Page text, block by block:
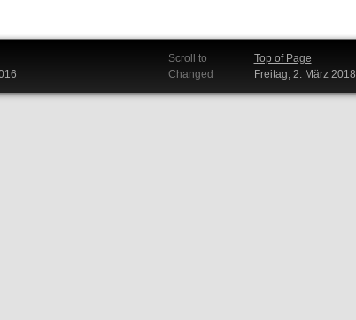
Scroll to
Top of Page
Changed
Freitag, 2. März 2018